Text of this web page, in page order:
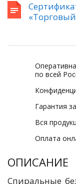
по всей
Гарантия
Вся
Оплата
ОПИСАНИЕ
Спиральные